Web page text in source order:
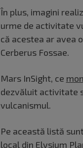
În plus, imagini
urme de activitate
că acestea ar avea
Cerberus Fossae.
Mars InSight, ce
dezvăluit activitate
vulcanismul.
Pe această listă
local din Elysium